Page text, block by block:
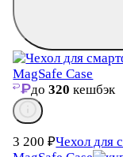
до320 кешбэк
3 200₽Чехол для